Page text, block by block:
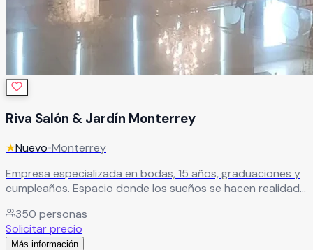
Riva Salón & Jardín Monterrey
★Nuevo•Monterrey
Empresa especializada en bodas, 15 años, graduaciones y
cumpleaños. Espacio donde los sueños se hacen realidad
350 personas
Solicitar precio
Más información